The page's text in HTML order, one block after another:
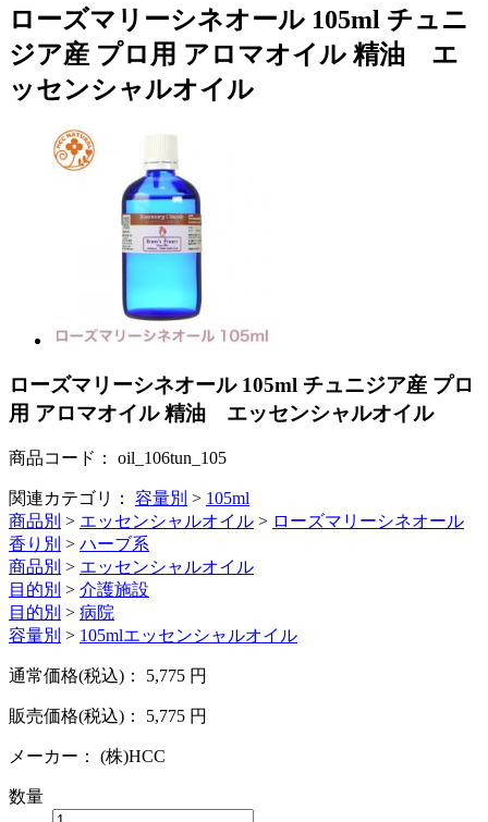
ローズマリーシネオール 105ml チュニ
ジア産 プロ用 アロマオイル 精油 エ
ッセンシャルオイル
ローズマリーシネオール 105ml チュニジア産 プロ
用 アロマオイル 精油 エッセンシャルオイル
商品コード： oil_106tun_105
関連カテゴリ： 容量別 > 105ml
商品別 > エッセンシャルオイル > ローズマリーシネオール
香り別 > ハーブ系
商品別 > エッセンシャルオイル
目的別 > 介護施設
目的別 > 病院
容量別 > 105mlエッセンシャルオイル
通常価格(税込)： 5,775 円
販売価格(税込)： 5,775 円
メーカー： (株)HCC
数量